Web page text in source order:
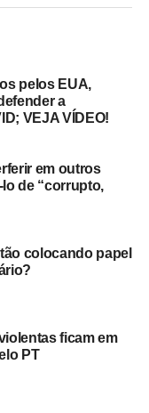
pelos EUA,
a
VEJA VÍDEO!
em outros
de “corrupto,
colocando papel
ficam em
PT